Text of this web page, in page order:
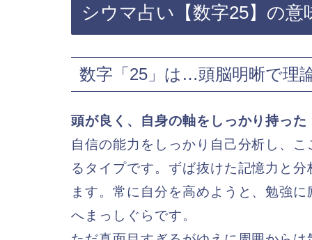
シウマ占い【数字25】の意
数字「25」は…頭脳明晰で理
頭が良く、自身の軸をしっかり持った
自信の能力をしっかり自己分析し、
るタイプです。ずば抜けた記憶力と
ます。常に自分を高めようと、勉強
へまっしぐらです。